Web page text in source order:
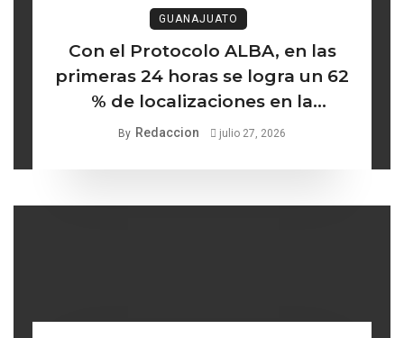
GUANAJUATO
Con el Protocolo ALBA, en las
primeras 24 horas se logra un 62
% de localizaciones en la
búsqueda de mujeres y niñas
By Redaccion julio 27, 2026